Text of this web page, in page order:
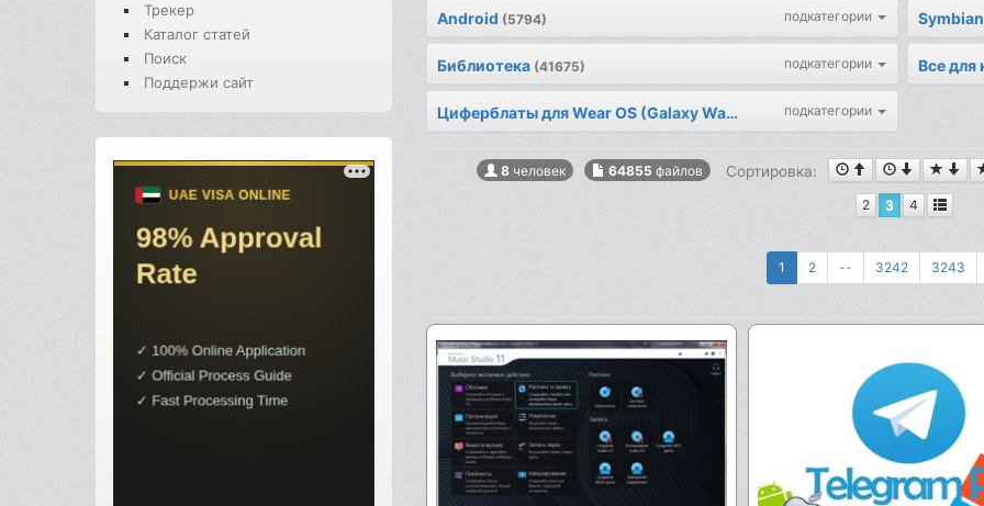
Трекер
Каталог статей
Поиск
Поддержи сайт
Android (5794) подкатегории Symbian
Библиотека (41675) подкатегории Все для
Циферблаты для Wear OS (Galaxy Watch) (147)подкатегории
8человек 64855 файлов Сортировка:
2 3 4
1 2 -- 3242 3243